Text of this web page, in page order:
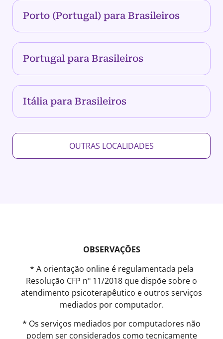
Porto (Portugal) para Brasileiros
Portugal para Brasileiros
Itália para Brasileiros
OUTRAS LOCALIDADES
OBSERVAÇÕES
* A orientação online é regulamentada pela
Resolução CFP nº 11/2018 que dispõe sobre o
atendimento psicoterapêutico e outros serviços
mediados por computador.
* Os serviços mediados por computadores não
podem ser considerados como tecnicamente